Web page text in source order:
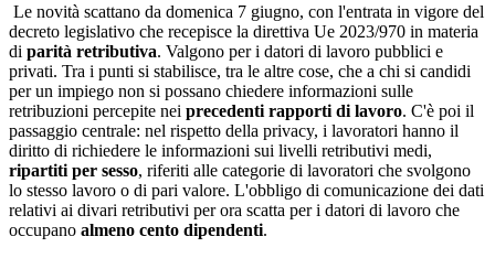
Le novità scattano da domenica 7 giugno, con l'entrata in vigore del
decreto legislativo che recepisce la direttiva Ue 2023/970 in materia
di parità retributiva. Valgono per i datori di lavoro pubblici e
privati. Tra i punti si stabilisce, tra le altre cose, che a chi si candidi
per un impiego non si possano chiedere informazioni sulle
retribuzioni percepite nei precedenti rapporti di lavoro. C'è poi il
passaggio centrale: nel rispetto della privacy, i lavoratori hanno il
diritto di richiedere le informazioni sui livelli retributivi medi,
ripartiti per sesso, riferiti alle categorie di lavoratori che svolgono
lo stesso lavoro o di pari valore. L'obbligo di comunicazione dei dati
relativi ai divari retributivi per ora scatta per i datori di lavoro che
occupano almeno cento dipendenti.